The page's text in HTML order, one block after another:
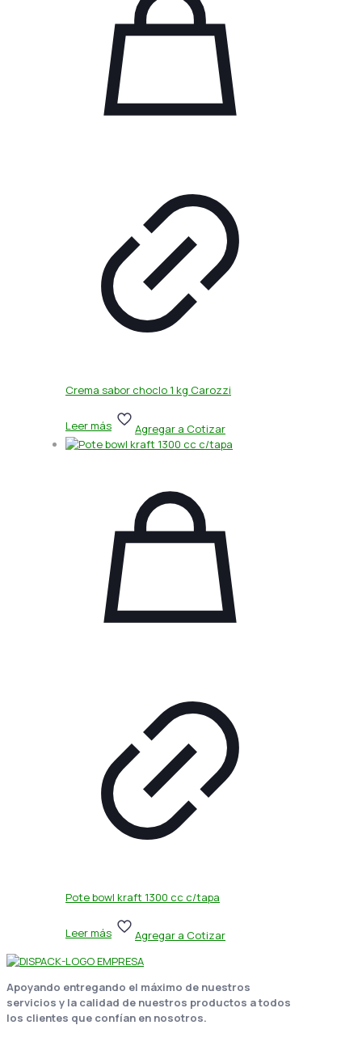
Crema sabor choclo 1 kg Carozzi
Leer más Agregar a Cotizar
Pote bowl kraft 1300 cc c/tapa
Leer más Agregar a Cotizar
Apoyando entregando el máximo de nuestros
servicios y la calidad de nuestros productos a todos
los clientes que confían en nosotros.